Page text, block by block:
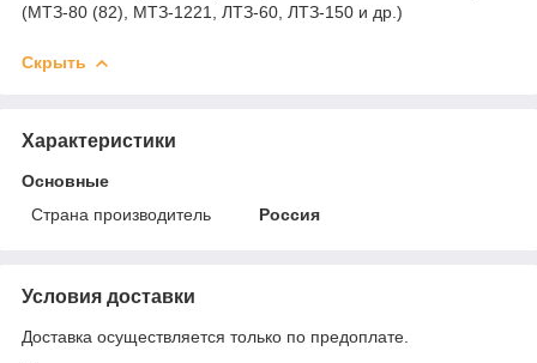
(МТЗ-80 (82), МТЗ-1221, ЛТЗ-60, ЛТЗ-150 и др.)
Скрыть
Характеристики
Основные
Страна производитель
Россия
Условия доставки
Доставка осуществляется только по предоплате.